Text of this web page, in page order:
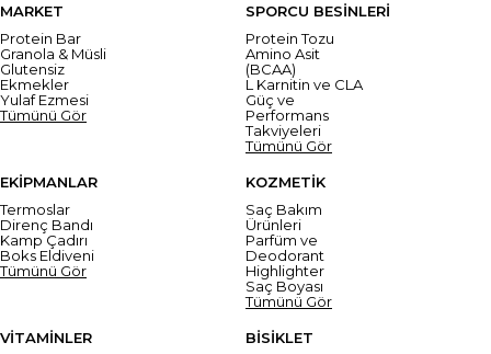
MARKET
Protein Bar
Granola & Müsli
Glutensiz
Ekmekler
Yulaf Ezmesi
Tümünü Gör
SPORCU BESİNLERİ
Protein Tozu
Amino Asit
(BCAA)
L Karnitin ve CLA
Güç ve
Performans
Takviyeleri
Tümünü Gör
EKİPMANLAR
Termoslar
Direnç Bandı
Kamp Çadırı
Boks Eldiveni
Tümünü Gör
KOZMETİK
Saç Bakım
Ürünleri
Parfüm ve
Deodorant
Highlighter
Saç Boyası
Tümünü Gör
VİTAMİNLER
BİSİKLET